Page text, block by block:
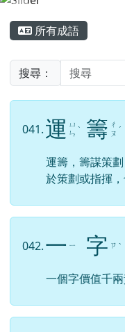
主內容區域
所有成語
搜尋：
041.運 ㄩ
ㄣ ˋ 籌 ㄔ
ㄡ ˊ
運籌，籌謀策
於策劃或指揮，
042.一 ㄧ 字 ㄗ ˋ
一個字價值千
頁尾區域